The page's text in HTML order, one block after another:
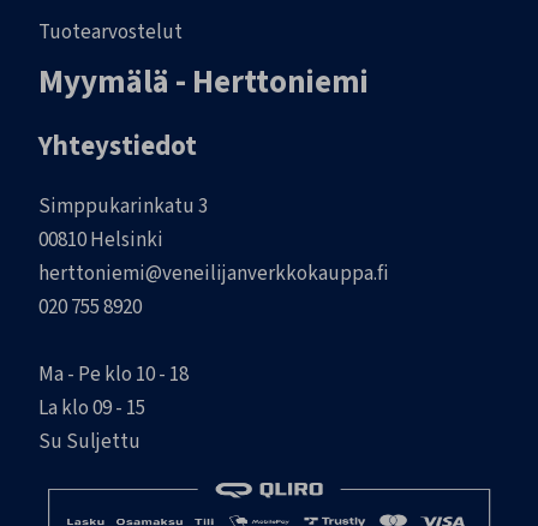
Tuotearvostelut
Myymälä - Herttoniemi
Yhteystiedot
Simppukarinkatu 3
00810 Helsinki
herttoniemi@veneilijanverkkokauppa.fi
020 755 8920
Ma - Pe klo 10 - 18
La klo 09 - 15
Su Suljettu